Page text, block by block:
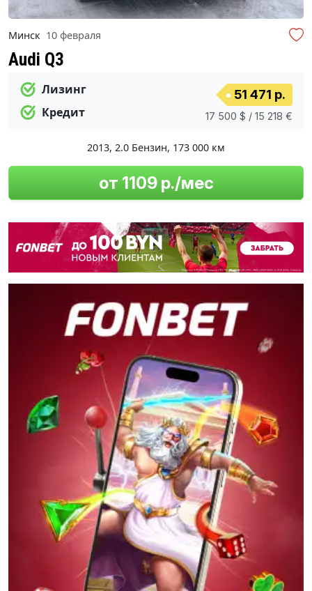
Минск 10 февраля
Audi Q3
Лизинг
Кредит
51 471 р.
17 500 $ / 15 218 €
2013, 2.0 Бензин, 173 000 км
от 1109 р./мес